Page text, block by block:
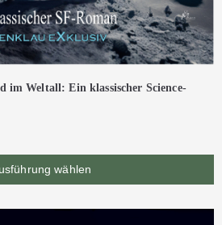
im Weltall: Ein klassischer Science-
wählen